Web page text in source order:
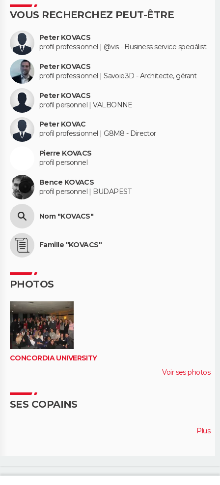
VOUS RECHERCHEZ PEUT-ÊTRE
Peter KOVACS
profil professionnel | @vis - Business service speciálist
Peter KOVACS
profil professionnel | Savoie3D - Architecte, gérant
Peter KOVACS
profil personnel | VALBONNE
Peter KOVAC
profil professionnel | G8M8 - Director
Pierre KOVACS
profil personnel
Bence KOVACS
profil personnel | BUDAPEST
Nom "KOVACS"
Famille "KOVACS"
PHOTOS
CONCORDIA UNIVERSITY
Voir ses photos
SES COPAINS
Plus